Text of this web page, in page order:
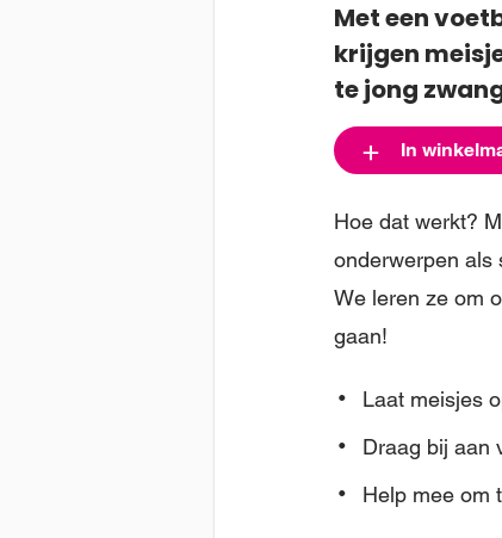
Met een
krijgen
te jong
In
Hoe dat werkt?
onderwerpen als
We leren ze om
gaan!
Laat meisjes
Draag bij aan
Help mee om